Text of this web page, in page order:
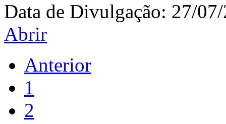
Data de Divulgação: 27/
Abrir
Anterior
1
2